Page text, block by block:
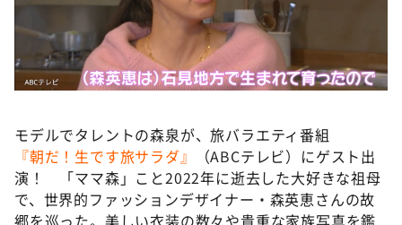
本日はダイアンなり！シーズン２
朝だ！生です旅サラダ
教えて！ニュースライブ 正義のミカタ
新婚さんいらっしゃい！
ポツンと一軒家
ザキ山小屋本館
モデルでタレントの森泉が、旅バラエティ番組
『朝だ！生です旅サラダ』
（ABCテレビ）にゲスト出
演！ 「ママ森」こと2022年に逝去した大好きな祖母
で、世界的ファッションデザイナー・森英恵さんの故
郷を巡った。美しい衣装の数々や貴重な家族写真を鑑